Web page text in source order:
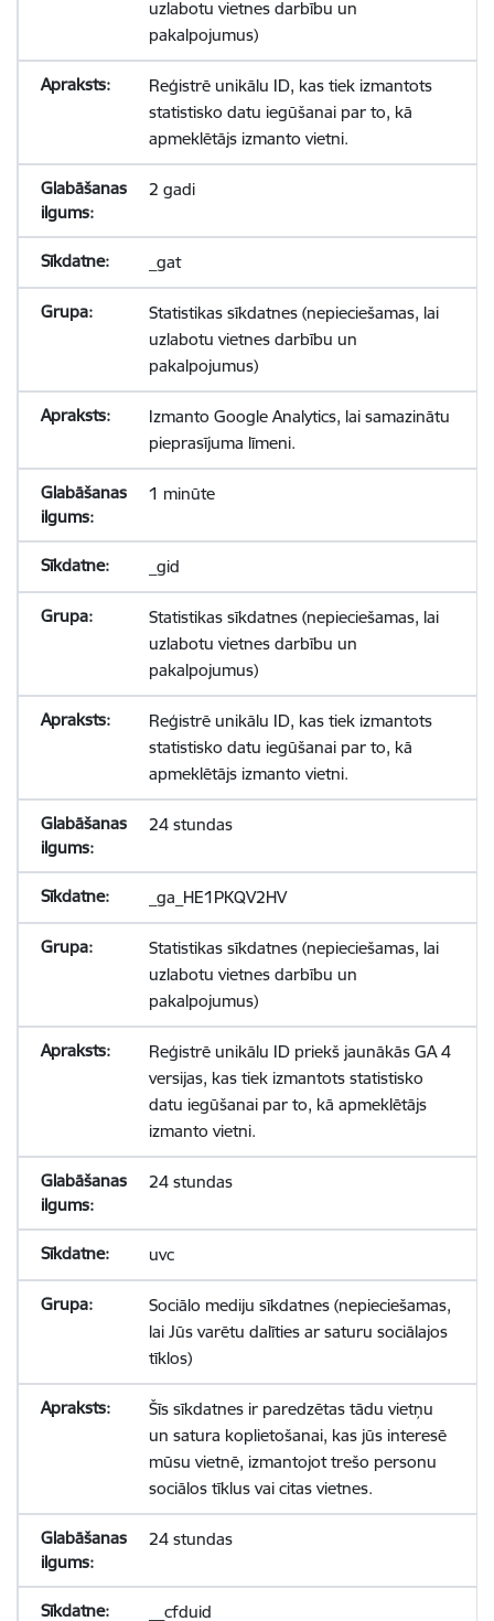
uzlabotu vietnes darbību un
pakalpojumus)
Reģistrē unikālu ID, kas tiek izmantots
statistisko datu iegūšanai par to, kā
apmeklētājs izmanto vietni.
2 gadi
_gat
Statistikas sīkdatnes (nepieciešamas, lai
uzlabotu vietnes darbību un
pakalpojumus)
Izmanto Google Analytics, lai samazinātu
pieprasījuma līmeni.
1 minūte
_gid
Statistikas sīkdatnes (nepieciešamas, lai
uzlabotu vietnes darbību un
pakalpojumus)
Reģistrē unikālu ID, kas tiek izmantots
statistisko datu iegūšanai par to, kā
apmeklētājs izmanto vietni.
24 stundas
_ga_HE1PKQV2HV
Statistikas sīkdatnes (nepieciešamas, lai
uzlabotu vietnes darbību un
pakalpojumus)
Reģistrē unikālu ID priekš jaunākās GA 4
versijas, kas tiek izmantots statistisko
datu iegūšanai par to, kā apmeklētājs
izmanto vietni.
24 stundas
uvc
Sociālo mediju sīkdatnes (nepieciešamas,
lai Jūs varētu dalīties ar saturu sociālajos
tīklos)
Šīs sīkdatnes ir paredzētas tādu vietņu
un satura koplietošanai, kas jūs interesē
mūsu vietnē, izmantojot trešo personu
sociālos tīklus vai citas vietnes.
24 stundas
__cfduid